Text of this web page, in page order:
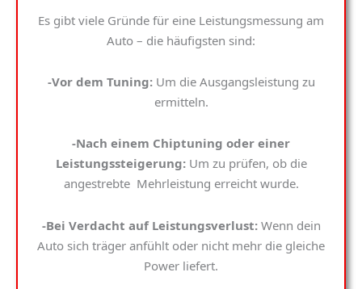
Es gibt viele Gründe für eine Leistungsmessung am
Auto – die häufigsten sind:
-Vor dem Tuning: Um die Ausgangsleistung zu
ermitteln.
-Nach einem Chiptuning oder einer
Leistungssteigerung: Um zu prüfen, ob die
angestrebte Mehrleistung erreicht wurde.
-Bei Verdacht auf Leistungsverlust: Wenn dein
Auto sich träger anfühlt oder nicht mehr die gleiche
Power liefert.